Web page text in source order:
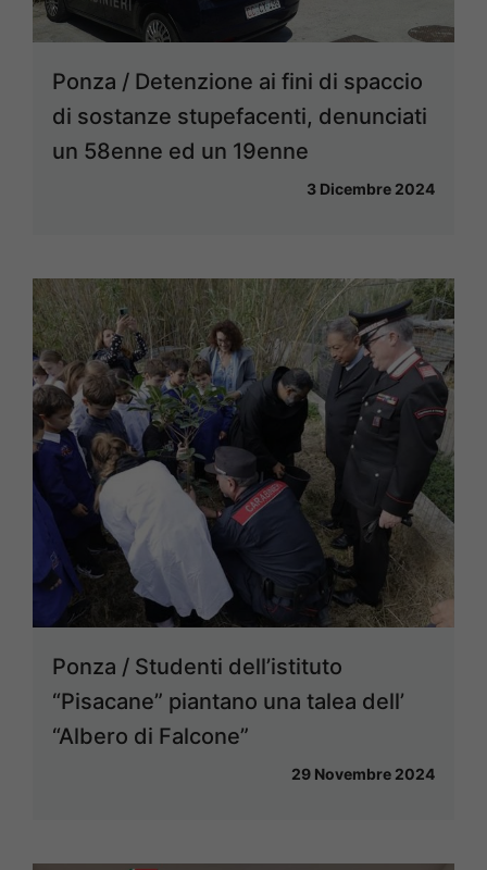
Ponza / Detenzione ai fini di spaccio
di sostanze stupefacenti, denunciati
un 58enne ed un 19enne
3 Dicembre 2024
Ponza / Studenti dell’istituto
“Pisacane” piantano una talea dell’
“Albero di Falcone”
29 Novembre 2024